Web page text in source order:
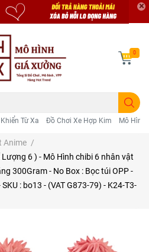
Từ Xa Đồ Chơi Xe Hợp Kim Mô Hình
0
Anime /
6 ) - Mô Hình chibi 6 nhân vật
300Gram - No Box : Bọc túi OPP -
: bo13 - (VAT G873-79) - K24-T3-